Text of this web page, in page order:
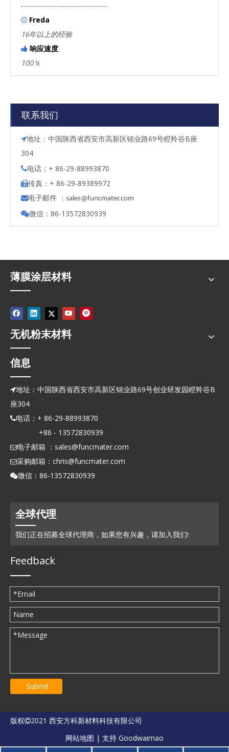
----------------------------------
 Freda
16年以上的经验
 响应速度
100％
联系我们
地址：中国陕西省西安市高新区锦业路69号瞪羚谷B座
304
电话：+ 86-29-88993870
传真：+ 86-29-89389972
电子邮件 ： sales@funcmater.com
微信：86-13572830939
薄膜涂层材料
无机粉末材料
信息
地址：中国陕西省西安市高新区锦业路69号创业研发园瞪羚谷B
座304
电话：+ 86-29-88993870
+86 - 13572830939
电子邮箱 ： sales@funcmater.com
采购邮箱： chris@funcmater.com
微信：86-13572830939
全球代理
我们正在招募全球代理商，如果您有兴趣，请加入我们!
Feedback
Submit
版权2021 西安方科新材料科技有限公司
网站地图 | 支持 Goodwaimao